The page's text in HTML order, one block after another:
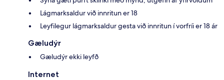
Lágmarksaldur við innritun er 18
Leyfilegur lágmarksaldur gesta við innritun í vorfríi er 18 ár
Gæludýr
Gæludýr ekki leyfð
Internet